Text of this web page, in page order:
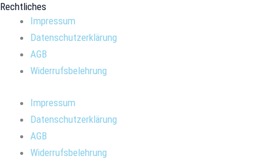
Rechtliches
Impressum
Datenschutzerklärung
AGB
Widerrufsbelehrung
Impressum
Datenschutzerklärung
AGB
Widerrufsbelehrung